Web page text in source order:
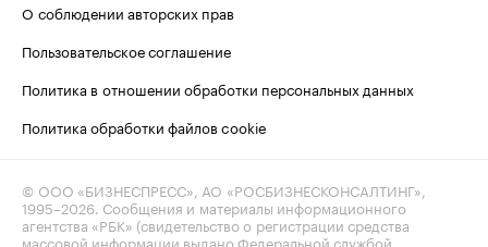
О соблюдении авторских прав
Пользовательское соглашение
Политика в отношении обработки персональных данных
Политика обработки файлов cookie
© ООО «БИЗНЕСПРЕСС», АО «РОСБИЗНЕСКОНСАЛТИНГ»,
1995–2026. Сообщения и материалы информационного
агентства «РБК» (свидетельство о регистрации средства
массовой информации выдано Федеральной службой